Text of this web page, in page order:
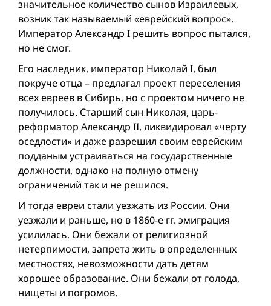
значительное количество сынов Израилевых,
возник так называемый «еврейский вопрос».
Император Александр I решить вопрос пытался,
но не смог.
Его наследник, император Николай I, был
покруче отца – предлагал проект переселения
всех евреев в Сибирь, но с проектом ничего не
получилось. Старший сын Николая, царь-
реформатор Александр II, ликвидировал «черту
оседлости» и даже разрешил своим еврейским
подданым устраиваться на государственные
должности, однако на полную отмену
ограничений так и не решился.
И тогда евреи стали уезжать из России. Они
уезжали и раньше, но в 1860-е гг. эмиграция
усилилась. Они бежали от религиозной
нетерпимости, запрета жить в определенных
местностях, невозможности дать детям
хорошее образование. Они бежали от голода,
нищеты и погромов.